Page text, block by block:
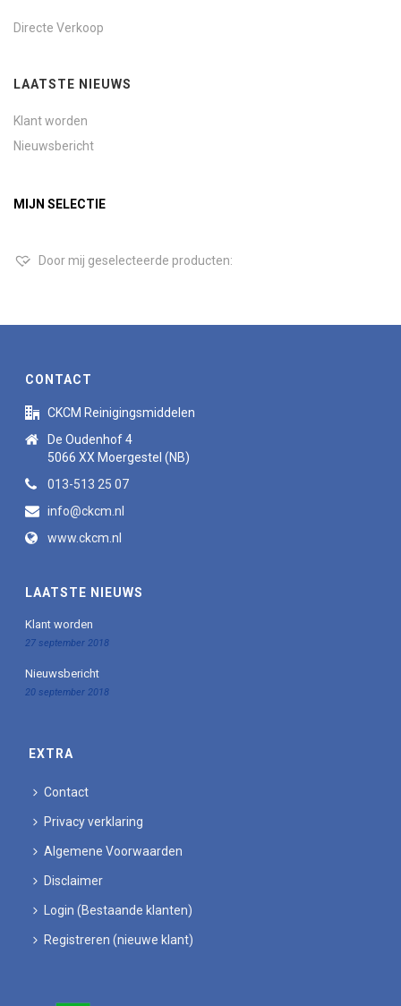
Directe Verkoop
LAATSTE NIEUWS
Klant worden
Nieuwsbericht
MIJN SELECTIE
Door mij geselecteerde producten:
CONTACT
CKCM Reinigingsmiddelen
De Oudenhof 4
5066 XX Moergestel (NB)
013-513 25 07
info@ckcm.nl
www.ckcm.nl
LAATSTE NIEUWS
Klant worden
27 september 2018
Nieuwsbericht
20 september 2018
EXTRA
Contact
Privacy verklaring
Algemene Voorwaarden
Disclaimer
Login (Bestaande klanten)
Registreren (nieuwe klant)